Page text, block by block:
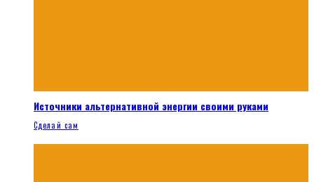
Источники альтернативной энергии своими руками
Сделай сам